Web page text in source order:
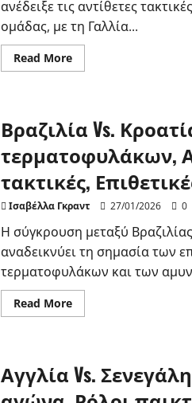
ανέδειξε τις αντίθετες
ομάδας, με τη Γαλλία...
Read MoreRead
more
Τακτικές
σχηματισμοί,
Επιδόσεις
βασικών
παικτών,
Στατιστικά
αγώνα
Βραζιλία Vs.
τερματοφυλάκων,
τακτικές,
Ισαβέλλα Γκραντ 27/01/2026 0
Η σύγκρουση μεταξύ
αναδεικνύει τη σημασία των
τερματοφυλάκων και των
Read MoreRead
more
Επιδόσεις
τερματοφυλάκων,
Αμυντικές
Αγγλία Vs.